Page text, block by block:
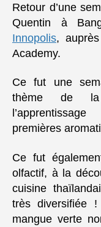
Retour d’une
Quentin à
Innopolis,
Academy.
Ce fut une
thème de la
premières
Ce fut
olfactif, à la
cuisine
très diversifiée
mangue verte